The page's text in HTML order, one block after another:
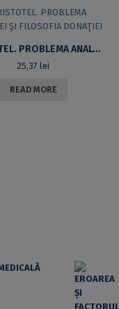
ARISTOTEL. PROBLEMA ANALOGIEI ŞI FILOSOFIA DONAŢIEI
25,37lei
READ MORE